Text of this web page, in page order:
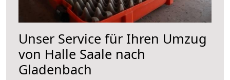
Unser Service für Ihren Umzug
von Halle Saale nach
Gladenbach